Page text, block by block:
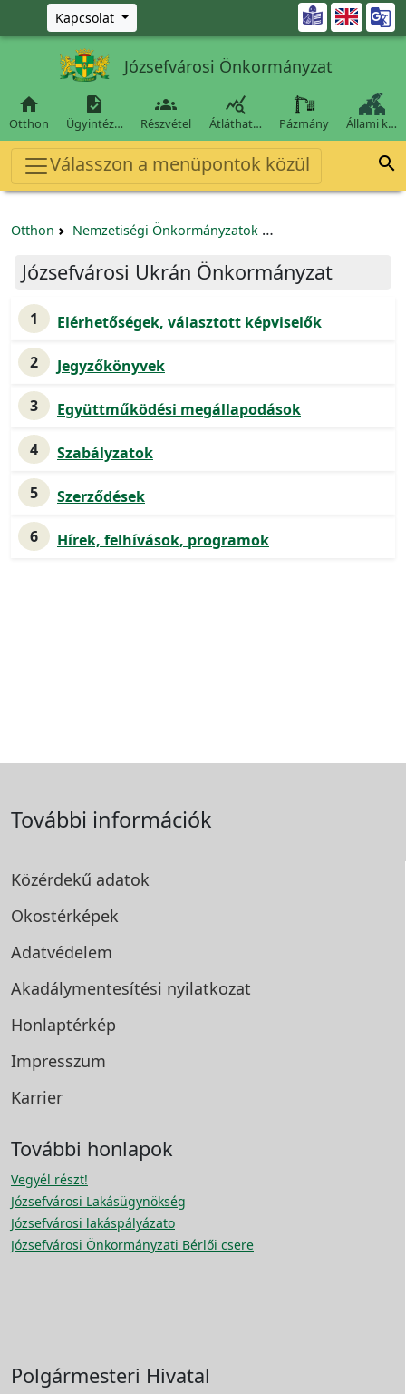
Ugrás a fő tartalomra
Kapcsolat 
Józsefvárosi Önkormányzat

Otthon

Ügyintéz…

Részvétel

Átláthat… Pázmány Állami k…
Válasszon a menüpontok közül 
Otthon Nemzetiségi Önkormányzatok
Józsefvárosi Ukrán Önkormányzat
1
Elérhetőségek, választott képviselők
2
Jegyzőkönyvek
3
Együttműködési megállapodások
4
Szabályzatok
5
Szerződések
6
Hírek, felhívások, programok
További információk
Közérdekű adatok
Okostérképek
Adatvédelem
Akadálymentesítési nyilatkozat
Honlaptérkép
Impresszum
Karrier
További honlapok
Vegyél részt!
Józsefvárosi Lakásügynökség
Józsefvárosi lakáspályázato
Józsefvárosi Önkormányzati Bérlői csere
Polgármesteri Hivatal